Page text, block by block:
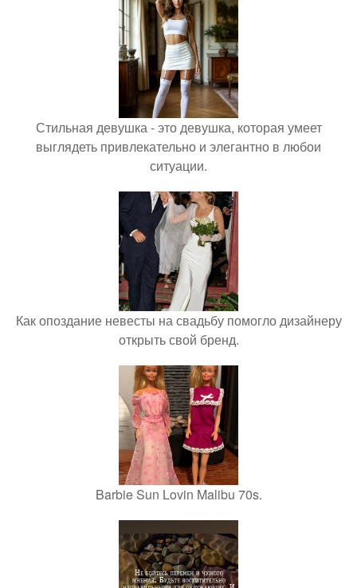
Стильная девушка - это девушка, которая умеет
выглядеть привлекательно и элегантно в любои
ситуации.
Как опоздание невесты на свадьбу помогло дизайнеру
открыть свой бренд.
Barbie Sun Lovin Malibu 70s.